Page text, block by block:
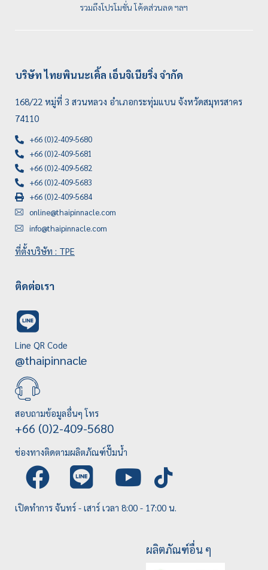
รวมถึงโปรโมชั่น โค้ดส่วนลด ฯลฯ
บริษัท ไทยพินนะเคิ้ล เอ็นจิเนียริ่ง จำกัด
168/22 หมู่ที่ 3 สวนหลวง อำเภอกระทุ่มแบน จังหวัดสมุทรสาคร
74110
+66 (0)2-409-5680
+66 (0)2-409-5681
+66 (0)2-409-5682
+66 (0)2-409-5683
+66 (0)2-409-5684
online@thaipinnacle.com
info@thaipinnacle.com
ที่ตั้งบริษัท : TPE
ติดต่อเรา
Line QR Code
@thaipinnacle
สอบถามข้อมูลอื่นๆ โทร
+66 (0)2-409-5680
ช่องทางติดตามผลิตภัณฑ์ปั๊มน้ำ
เปิดทำการ จันทร์ - เสาร์ เวลา 8:00 - 17:00 น.
ผลิตภัณฑ์อื่น ๆ